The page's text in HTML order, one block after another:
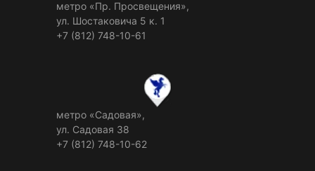
метро «Пр. Просвещения»,
ул. Шостаковича 5 к. 1
+7 (812) 748-10-61
метро «Садовая»,
ул. Садовая 38
+7 (812) 748-10-62